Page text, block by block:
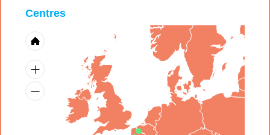
Centres